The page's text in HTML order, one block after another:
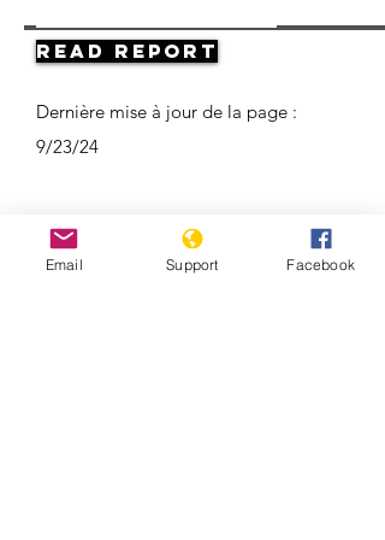
Read Report
Dernière mise à jour de la page :
9/23/24
Email Support Facebook